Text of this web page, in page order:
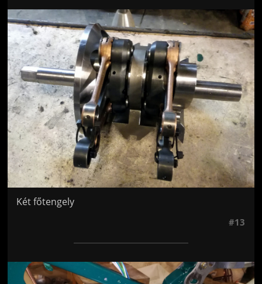
Jön még kép!
Két főtengely
#13
Jön még kép!